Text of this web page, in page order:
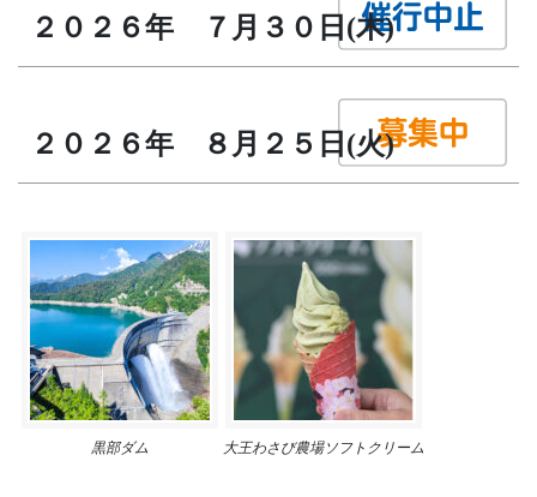
２０２６年 ７月３０日(木)
２０２６年 ８月２５日(火)
黒部ダム 大王わさび農場ソフトクリーム